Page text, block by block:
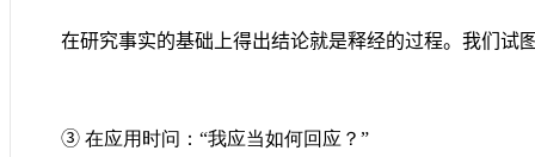
在研究事实的基础上得出结论就是释经的过程。我们试
③ 在应用时问：“我应当如何回应？”